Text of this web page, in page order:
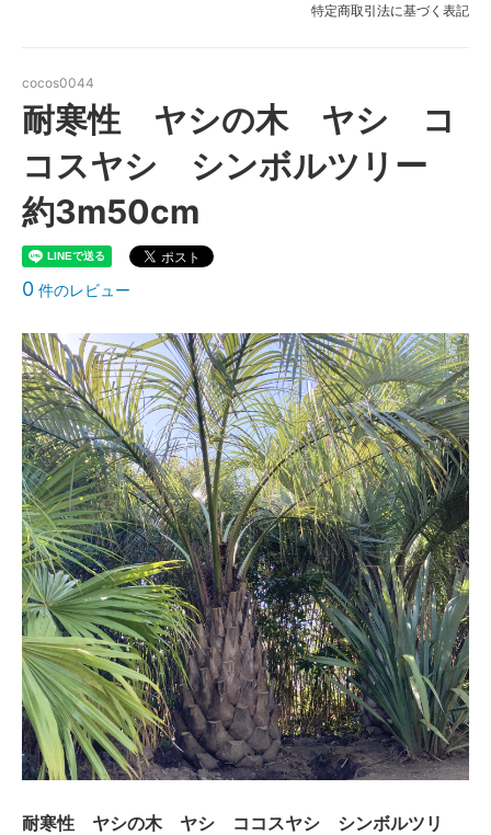
特定商取引法に基づく表記
cocos0044
耐寒性 ヤシの木 ヤシ コ
コスヤシ シンボルツリー
約3m50cm
0 件のレビュー
耐寒性 ヤシの木 ヤシ ココスヤシ シンボルツリ